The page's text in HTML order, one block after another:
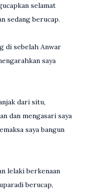
selamat
sedang berucap.
di sebelah Anwar
saya
dari situ,
dan mengasari saya
saya bangun
lelaki berkenaan
berucap,